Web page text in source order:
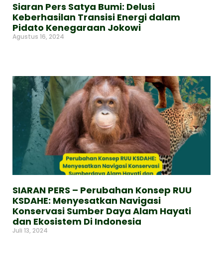
Siaran Pers Satya Bumi: Delusi
Keberhasilan Transisi Energi dalam
Pidato Kenegaraan Jokowi
Agustus 16, 2024
SIARAN PERS – Perubahan Konsep RUU
KSDAHE: Menyesatkan Navigasi
Konservasi Sumber Daya Alam Hayati
dan Ekosistem Di Indonesia
Juli 13, 2024